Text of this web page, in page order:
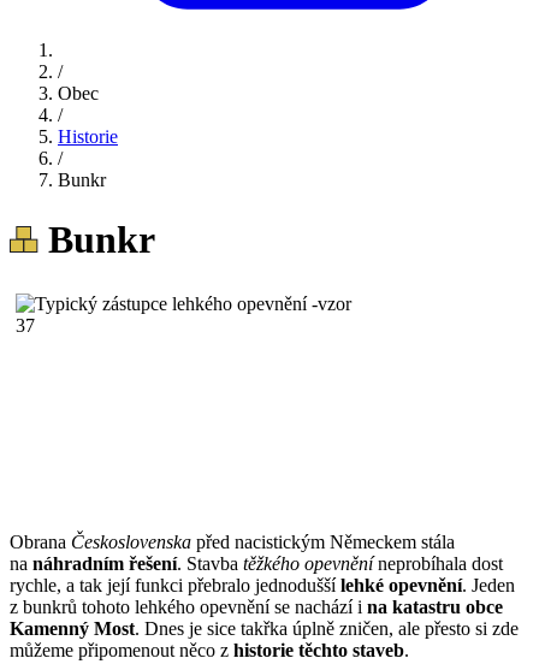
/
Obec
/
Historie
/
Bunkr
Bunkr
Obrana Československa před nacistickým Německem stála
na náhradním řešení. Stavba těžkého opevněníneprobíhala dost
rychle, a tak její funkci přebralo jednoduššílehké opevnění. Jeden
z bunkrů tohoto lehkého opevnění se nachází i na katastru obce
Kamenný Most. Dnes je sice takřka úplně zničen, ale přesto si zde
můžeme připomenout něco z historie těchto staveb.